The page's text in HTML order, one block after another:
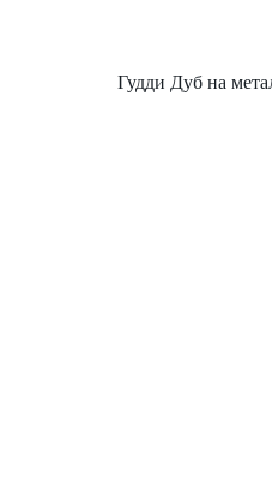
Гудди Дуб на